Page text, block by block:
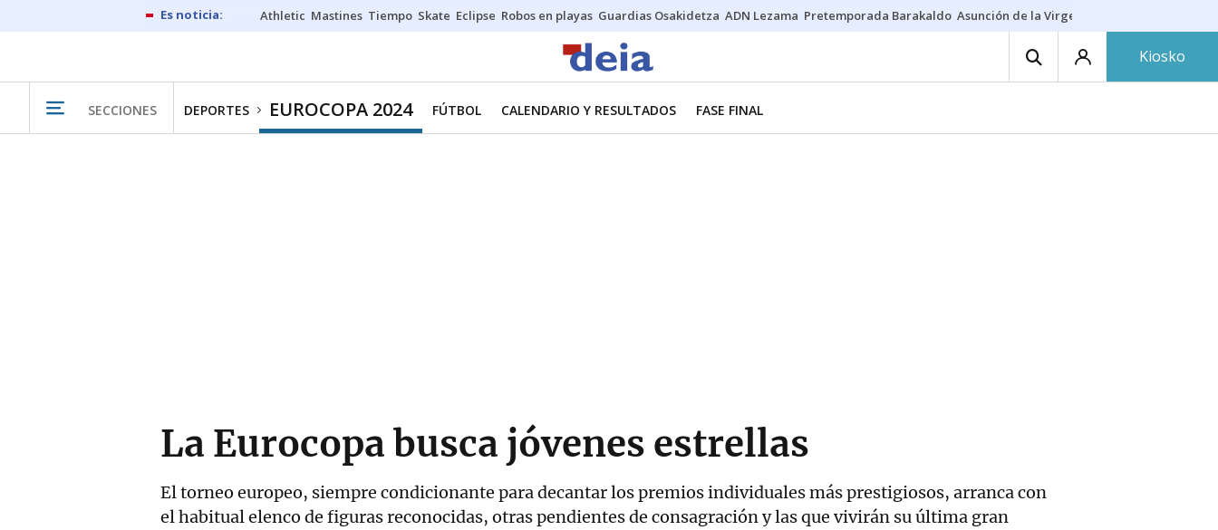
Athletic Mastines Tiempo Skate Eclipse Robos en playas Guardias Osakidetza ADN Lezama Pretemporada Barakaldo Asunción de la Virgen
Kiosko
SECCIONES DEPORTES EUROCOPA 2024 FÚTBOL CALENDARIO Y RESULTADOS FASE FINAL
La Eurocopa busca jóvenes estrellas
El torneo europeo, siempre condicionante para decantar los premios individuales más prestigiosos, arranca con
el habitual elenco de figuras reconocidas, otras pendientes de consagración y las que vivirán su última gran